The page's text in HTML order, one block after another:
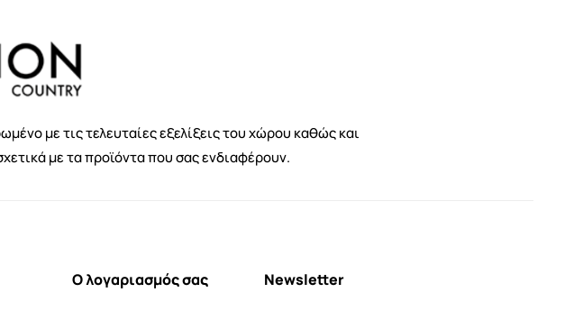
με τις τελευταίες εξελίξεις του χώρου καθώς και
με τα προϊόντα που σας ενδιαφέρουν.
Ο λογαριασμός σας Newsletter